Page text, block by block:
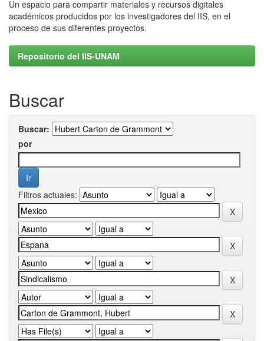
Un espacio para compartir materiales y recursos digitales
académicos producidos por los investigadores del IIS, en el
proceso de sus diferentes proyectos.
Repositorio del IIS-UNAM
Buscar
Buscar:
por
Filtros actuales: